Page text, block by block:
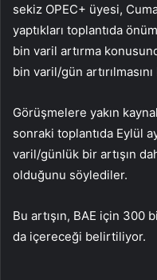
sekiz OPEC+ üyesi,
yaptıkları toplantıda
bin varil artırma
bin varil/gün
Görüşmelere yakın
sonraki toplantıda Eylül
varil/günlük bir artışın
olduğunu söylediler.
Bu artışın, BAE için 300
da içereceği belirtiliyor.